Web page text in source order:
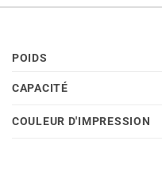
POIDS
CAPACITÉ
COULEUR D'IMPRESSION